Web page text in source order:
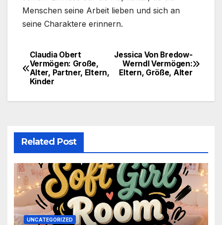
Menschen seine Arbeit lieben und sich an
seine Charaktere erinnern.
Post
navigation
Jessica Von Bredow-
Werndl Vermögen:
Eltern, Größe, Alter
Claudia Obert
Vermögen: Große,
Alter, Partner, Eltern,
Kinder
Related Post
UNCATEGORIZED